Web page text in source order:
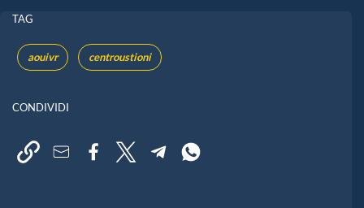
TAG
aouivr centroustioni
CONDIVIDI